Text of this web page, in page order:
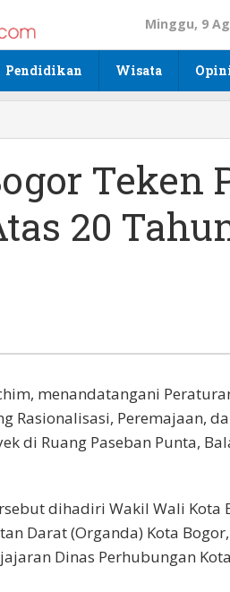
Minggu, 9
Pendidikan Wisata
Teken
20
menandatangani
Rasionalisasi, Peremajaan,
di Ruang Paseban Punta,
dihadiri Wakil Wali Kota
Darat (Organda) Kota
Dinas Perhubungan